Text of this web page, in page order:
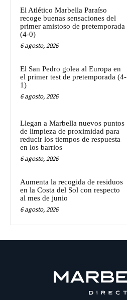
El Atlético Marbella Paraíso
recoge buenas sensaciones del
primer amistoso de pretemporada
(4-0)
6 agosto, 2026
El San Pedro golea al Europa en
el primer test de pretemporada (4-
1)
6 agosto, 2026
Llegan a Marbella nuevos puntos
de limpieza de proximidad para
reducir los tiempos de respuesta
en los barrios
6 agosto, 2026
Aumenta la recogida de residuos
en la Costa del Sol con respecto
al mes de junio
6 agosto, 2026